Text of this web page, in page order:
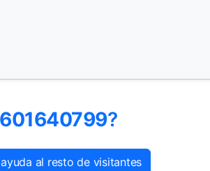
601640799?
al resto de visitantes